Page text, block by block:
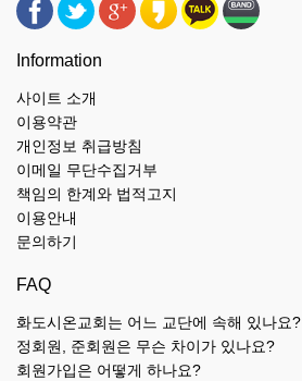
Information
사이트 소개
이용약관
개인정보 취급방침
이메일 무단수집거부
책임의 한계와 법적고지
이용안내
문의하기
FAQ
화도시온교회는 어느 교단에 속해 있나요?
정회원, 준회원은 무슨 차이가 있나요?
회원가입은 어떻게 하나요?